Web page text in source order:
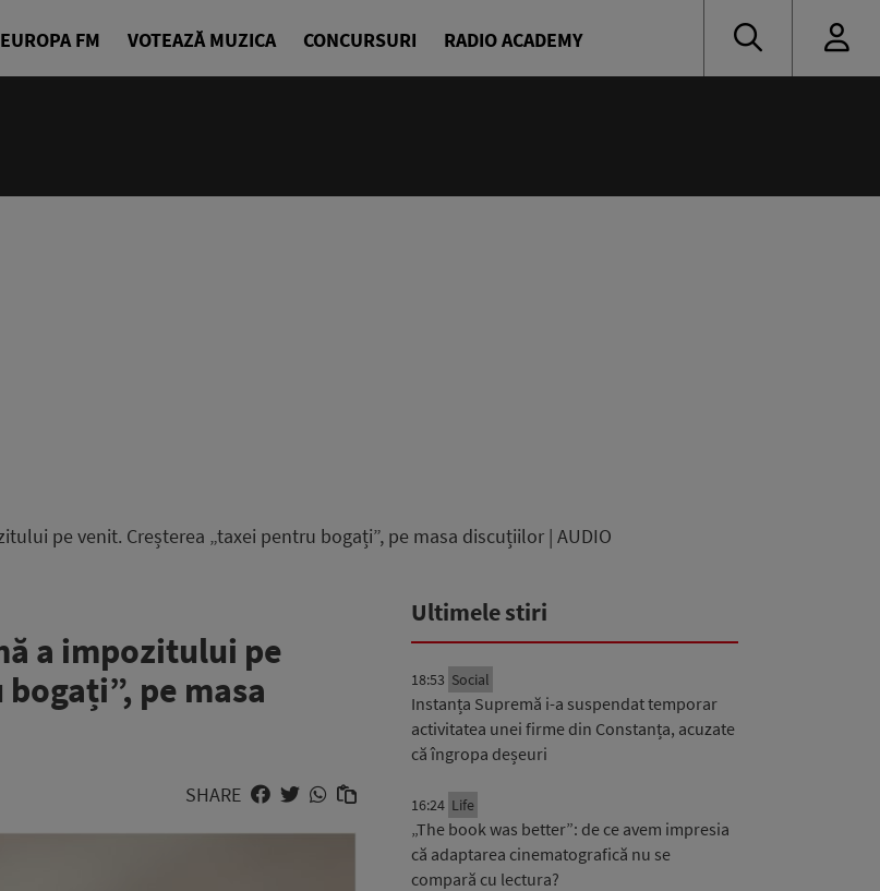
FM VOTEAZĂ MUZICA CONCURSURI RADIO ACADEMY
pe venit. Creșterea „taxei pentru bogați”, pe masa discuțiilor | AUDIO
a impozitului pe
pe masa
SHARE
Ultimele stiri
18:53 Social
Instanța Supremă i-a suspendat temporar
activitatea unei firme din Constanța, acuzate
că îngropa deșeuri
16:24 Life
„The book was better”: de ce avem impresia
că adaptarea cinematografică nu se
compară cu lectura?